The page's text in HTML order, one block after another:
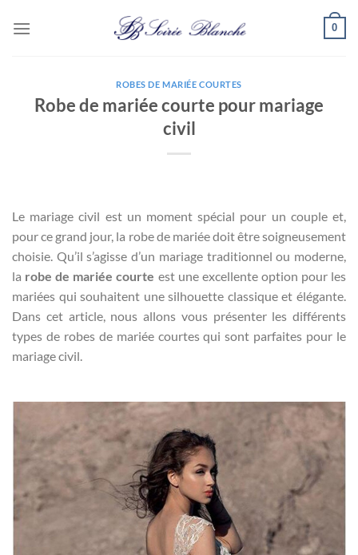
0
ROBES DE MARIÉE COURTES
Robe de mariée courte pour mariage
civil
Le mariage civil est un moment spécial pour un couple et,
pour ce grand jour, la robe de mariée doit être soigneusement
choisie. Qu’il s’agisse d’un mariage traditionnel ou moderne,
la robe de mariée courte est une excellente option pour les
mariées qui souhaitent une silhouette classique et élégante.
Dans cet article, nous allons vous présenter les différents
types de robes de mariée courtes qui sont parfaites pour le
mariage civil.